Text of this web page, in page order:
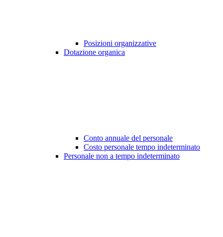
Posizioni organizzative
Dotazione organica
Conto annuale del personale
Costo personale tempo indeterminato
Personale non a tempo indeterminato